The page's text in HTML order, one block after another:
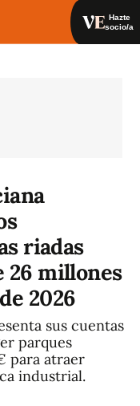
Hazte
socio/a
riadas
26 millones
2026
sus cuentas
parques
para atraer
industrial.